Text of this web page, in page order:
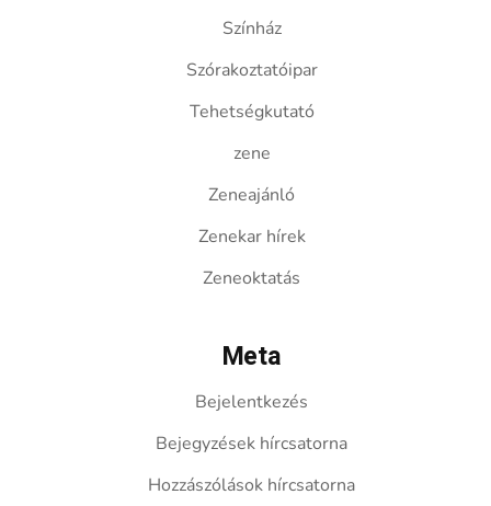
Színház
Szórakoztatóipar
Tehetségkutató
zene
Zeneajánló
Zenekar hírek
Zeneoktatás
Meta
Bejelentkezés
Bejegyzések hírcsatorna
Hozzászólások hírcsatorna